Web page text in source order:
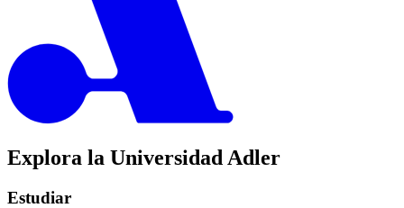
Explora la Universidad Adler
Estudiar